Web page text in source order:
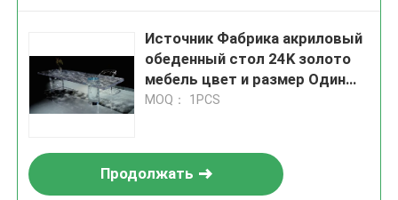
Источник Фабрика акриловый
обеденный стол 24K золото
мебель цвет и размер Один
кусок на заказ
MOQ： 1PCS
Продолжать